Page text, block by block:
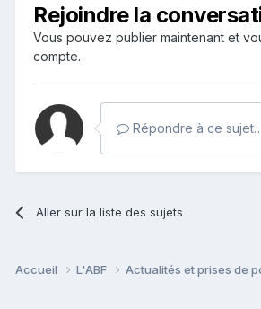
Rejoindre la
Vous pouvez publier maintenant et
compte.
Répondre à ce
Aller sur la liste des sujets
Accueil L'ABF Actualités et prises de